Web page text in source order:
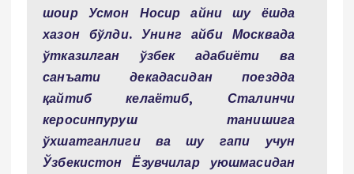
шоир Усмон Носир айни шу ёшда
хазон бўлди. Унинг айби Москвада
ўтказилган ўзбек адабиёти ва
санъати декадасидан поездда
қайтиб келаётиб, Сталинчи
керосинпуруш танишига
ўхшатганлиги ва шу гапи учун
Ўзбекистон Ёзувчилар уюшмасидан